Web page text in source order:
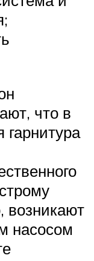
что в
гарнитура
возникают
насосом